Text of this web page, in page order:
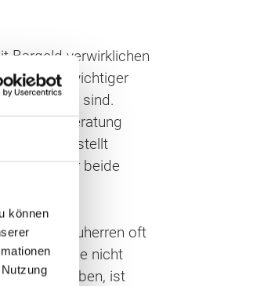
können
Bargeld verwirklichen
ein wichtiger
unsicher sind.
Beratung
sichergestellt
von der beide
bleiben Bauherren oft
am Ende nicht
geben, ist